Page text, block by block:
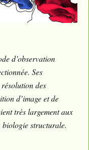
d’observation
Ses
des
d’image et de
très largement aux
structurale.